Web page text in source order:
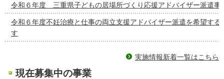
令和６年度 三重県子どもの居場所づくり応援アドバイザー派遣事
令和６年度不妊治療と仕事の両立支援アドバイザー派遣を希望する
す
実施情報新着一覧はこちら
現在募集中の事業